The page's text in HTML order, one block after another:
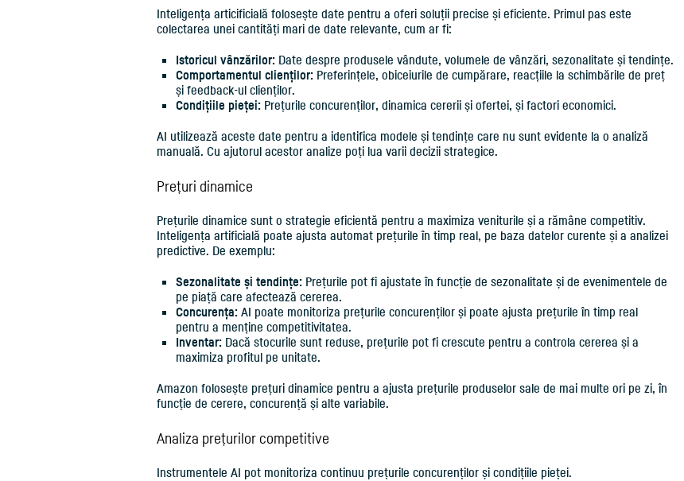
Inteligența articificială folosește date pentru a oferi soluții precise și eficiente. Primul pas este
colectarea unei cantități mari de date relevante, cum ar fi:
Istoricul vânzărilor: Date despre produsele vândute, volumele de vânzări, sezonalitate și tendințe.
Comportamentul clienților: Preferințele, obiceiurile de cumpărare, reacțiile la schimbările de preț
și feedback-ul clienților.
Condițiile pieței: Prețurile concurenților, dinamica cererii și ofertei, și factori economici.
AI utilizează aceste date pentru a identifica modele și tendințe care nu sunt evidente la o analiză
manuală. Cu ajutorul acestor analize poți lua varii decizii strategice.
Prețuri dinamice
Prețurile dinamice sunt o strategie eficientă pentru a maximiza veniturile și a rămâne competitiv.
Inteligența artificială poate ajusta automat prețurile în timp real, pe baza datelor curente și a analizei
predictive. De exemplu:
Sezonalitate și tendințe: Prețurile pot fi ajustate în funcție de sezonalitate și de evenimentele de
pe piață care afectează cererea.
Concurența: AI poate monitoriza prețurile concurenților și poate ajusta prețurile în timp real
pentru a menține competitivitatea.
Inventar: Dacă stocurile sunt reduse, prețurile pot fi crescute pentru a controla cererea și a
maximiza profitul pe unitate.
Amazon folosește prețuri dinamice pentru a ajusta prețurile produselor sale de mai multe ori pe zi, în
funcție de cerere, concurență și alte variabile.
Analiza prețurilor competitive
Instrumentele AI pot monitoriza continuu prețurile concurenților și condițiile pieței.